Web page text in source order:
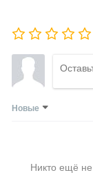
Новые
Никто ещё